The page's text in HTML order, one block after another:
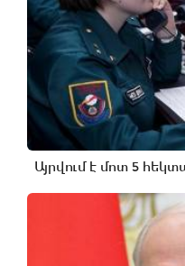
Այրվում է մոտ 5